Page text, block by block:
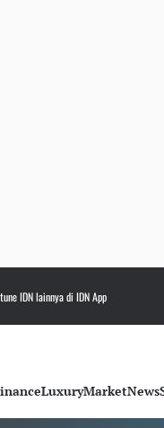
IDNlainnya di IDN App
LuxuryMarketNews